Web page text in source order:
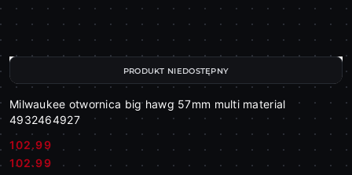
Milwaukee otwornica big hawg 57mm multi material
4932464927
Cena:
102.99
Cena:
102.99
PRODUKT NIEDOSTĘPNY